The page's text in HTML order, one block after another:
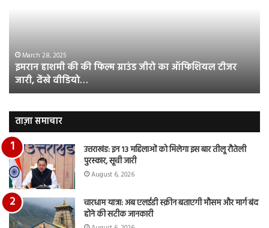
का
ऑफिशियल
टीजर
जारी,
वीडियो…
March 28, 2025
इमरान हाशमी की की फिल्म ग्राउंड जीरो का ऑफिशियल टीजर
जारी, देंखे वीडियो…
ताज़ा समाचार
उत्तराखंड: इन 13 महिलाओं को मिलेगा इस बार तीलू रौतेली
पुरस्कार, सूची जारी
August 6, 2026
चारधाम यात्रा: अब एलईडी स्क्रीन बताएगी मौसम और मार्ग बंद
होने की सटीक जानकारी